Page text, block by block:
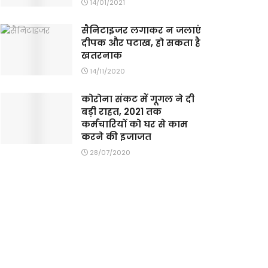
14/01/2021
सैनिटाइजर लगाकर न जलाएं
दीपक और पटाख, हो सकता है
खतरनाक
14/11/2020
कोरोना संकट में गूगल ने दी
बड़ी राहत, 2021 तक
कर्मचारियों को घर से काम
करने की इजाजत
28/07/2020